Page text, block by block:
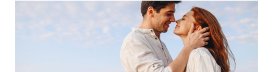
てるのにだめって言われ